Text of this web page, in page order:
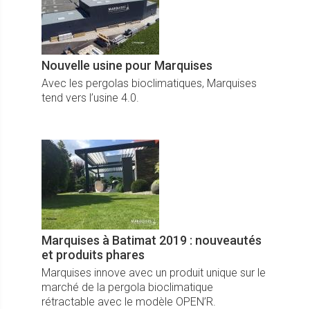
Nouvelle usine pour Marquises
Avec les pergolas bioclimatiques, Marquises
tend vers l’usine 4.0.
Marquises à Batimat 2019 : nouveautés
et produits phares
Marquises innove avec un produit unique sur le
marché de la pergola bioclimatique
rétractable avec le modèle OPEN’R.